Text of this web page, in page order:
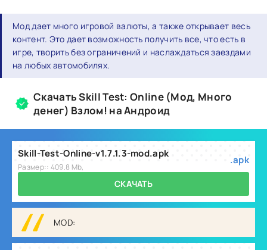
Мод дает много игровой валюты, а также открывает весь
контент. Это дает возможность получить все, что есть в
игре, творить без ограничений и наслаждаться заездами
на любых автомобилях.
Скачать Skill Test: Online (Мод, Много
денег) Взлом! на Андроид
Skill-Test-Online-v1.7.1.3-mod.apk
Размер:: 409.8 Mb,
.apk
СКАЧАТЬ
MOD: